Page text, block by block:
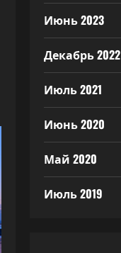
Июнь 2023
Декабрь 2022
Июль 2021
Июнь 2020
Май 2020
Июль 2019